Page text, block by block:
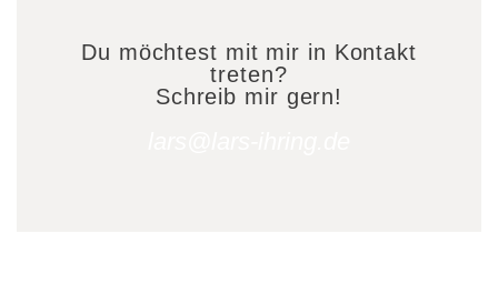
Du möchtest mit mir in Kontakt
treten?
Schreib mir gern!